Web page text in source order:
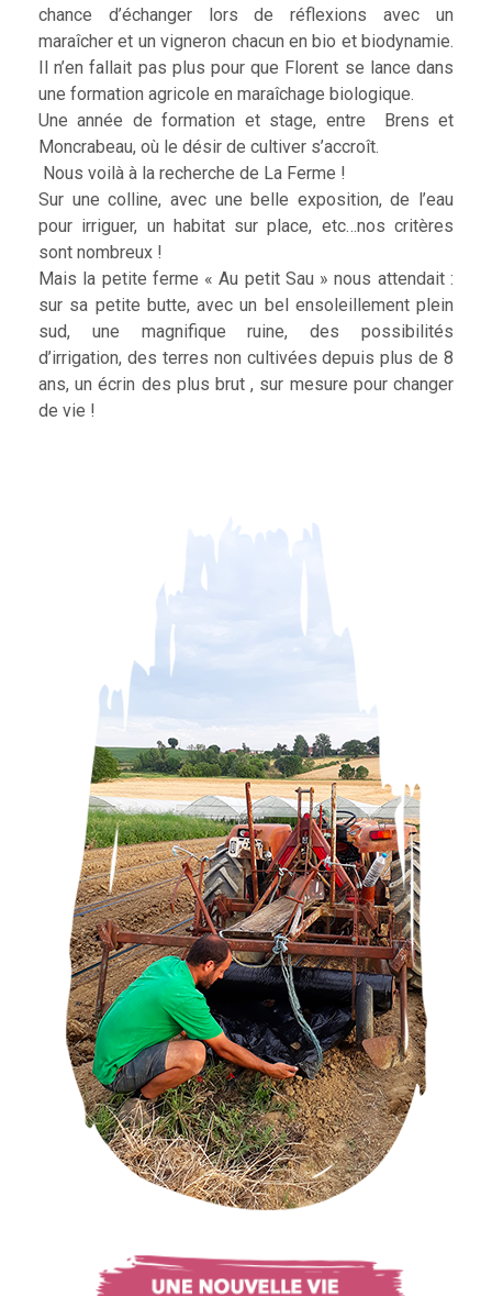
chance d’échanger lors de réflexions avec un
maraîcher et un vigneron chacun en bio et biodynamie.
Il n’en fallait pas plus pour que Florent se lance dans
une formation agricole en maraîchage biologique.
Une année de formation et stage, entre Brens et
Moncrabeau, où le désir de cultiver s’accroît.
Nous voilà à la recherche de La Ferme !
Sur une colline, avec une belle exposition, de l’eau
pour irriguer, un habitat sur place, etc…nos critères
sont nombreux !
Mais la petite ferme « Au petit Sau » nous attendait :
sur sa petite butte, avec un bel ensoleillement plein
sud, une magnifique ruine, des possibilités
d’irrigation, des terres non cultivées depuis plus de 8
ans, un écrin des plus brut , sur mesure pour changer
de vie !